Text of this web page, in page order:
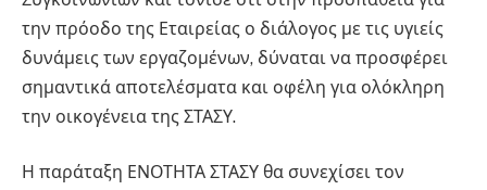
την πρόοδο της Εταιρείας ο διάλογος με τις υγιείς
δυνάμεις των εργαζομένων, δύναται να προσφέρει
σημαντικά αποτελέσματα και οφέλη για ολόκληρη
την οικογένεια της ΣΤΑΣΥ.
Η παράταξη ΕΝΟΤΗΤΑ ΣΤΑΣΥ θα συνεχίσει τον